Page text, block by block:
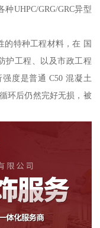
UHPC/GRG/GRC异型
的特种工程材料，在 国
护工程、以及市政工程
度是普通 C50 混凝土
环后仍然完好无损，被